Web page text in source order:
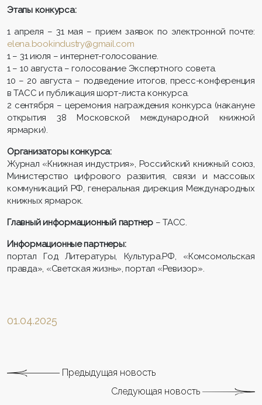
Этапы конкурса:
1 апреля – 31 мая – прием заявок по электронной почте:
elena.bookindustry@gmail.com
1 – 31 июля – интернет-голосование.
1 – 10 августа – голосование Экспертного совета.
10 – 20 августа – подведение итогов, пресс-конференция
в ТАСС и публикация шорт-листа конкурса.
2 сентября – церемония награждения конкурса (накануне
открытия 38 Московской международной книжной
ярмарки).
Организаторы конкурса:
Журнал «Книжная индустрия», Российский книжный союз,
Министерство цифрового развития, связи и массовых
коммуникаций РФ, генеральная дирекция Международных
книжных ярмарок.
Главный информационный партнер– ТАСС.
Информационные партнеры:
портал Год Литературы, Культура.РФ, «Комсомольская
правда», «Светская жизнь», портал «Ревизор».
01.04.2025
Предыдущая новость
Следующая новость